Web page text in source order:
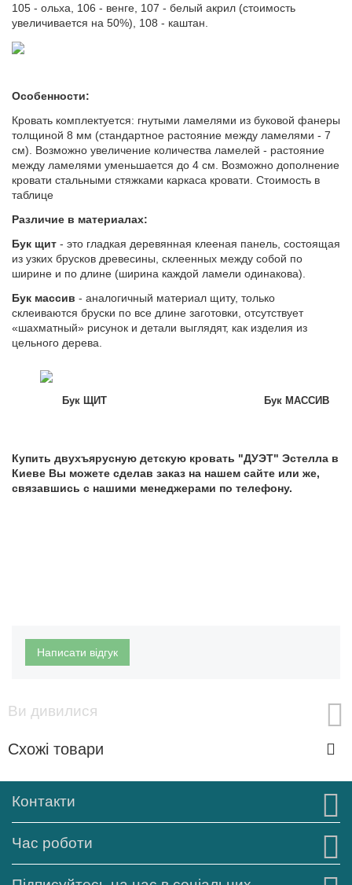
105 - ольха, 106 - венге, 107 - белый акрил (стоимость
увеличивается на 50%), 108 - каштан.
Особенности:
Кровать комплектуется: гнутыми ламелями из буковой фанеры
толщиной 8 мм (стандартное растояние между ламелями - 7
см). Возможно увеличение количества ламелей - растояние
между ламелями уменьшается до 4 см. Возможно дополнение
кровати стальными стяжками каркаса кровати. Стоимость в
таблице
Различие в материалах:
Бук щит - это гладкая деревянная клееная панель, состоящая
из узких брусков древесины, склеенных между собой по
ширине и по длине (ширина каждой ламели одинакова).
Бук массив - аналогичный материал щиту, только
склеиваются бруски по все длине заготовки, отсутствует
«шахматный» рисунок и детали выглядят, как изделия из
цельного дерева.
Бук ЩИТ Бук МАССИВ
Купить двухъярусную детскую кровать "ДУЭТ" Эстелла в
Киеве Вы можете сделав заказ на нашем сайте или же,
связавшись с нашими менеджерами по телефону.
Написати відгук
Ви дивилися
Схожі товари
Контакти
Час роботи